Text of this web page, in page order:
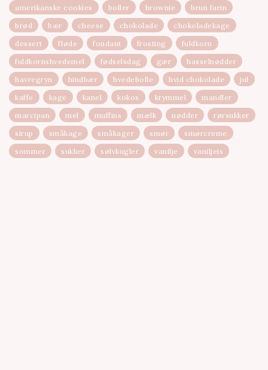
amerikanske cookies boller brownie
brun farin
brød
bær cheese chokolade
chokoladekage
dessert
fløde fondant frosting
fuldkorn
fuldkornshvedemel
fødselsdag gær
hasselnødder
havregryn
hindbær hvedebolle hvid chokolade
jul
kaffe
kage kanel kokos krymmel
mandler
marcipan
mel muffins mælk nødder
rørsukker
sirup
småkage småkager smør
smørcreme
sommer
sukker sølvkugler vanilje vaniljeis